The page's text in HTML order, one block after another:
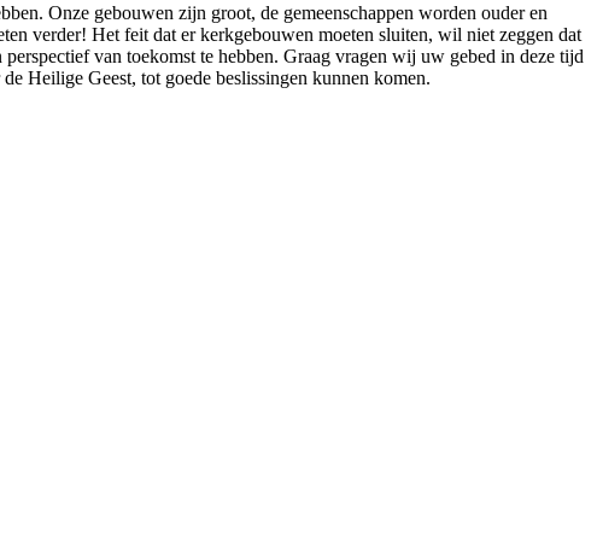
Onze gebouwen zijn groot, de gemeenschappen worden ouder en
verder! Het feit dat er kerkgebouwen moeten sluiten, wil niet zeggen dat
van toekomst te hebben. Graag vragen wij uw gebed in deze tijd
Heilige Geest, tot goede beslissingen kunnen komen.